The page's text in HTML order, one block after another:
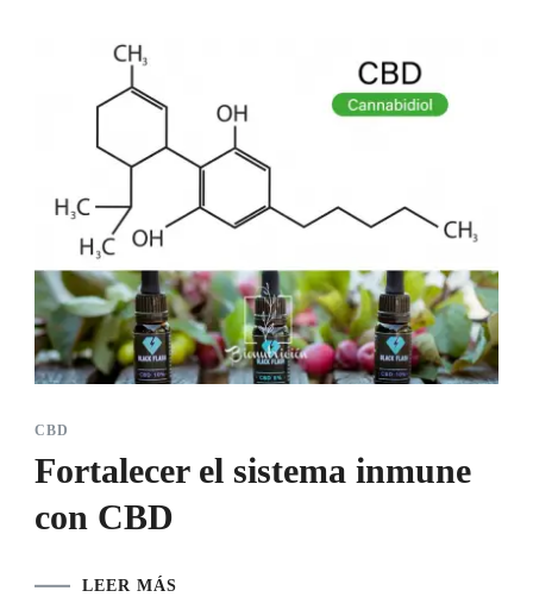
CBD
Fortalecer el sistema inmune
con CBD
LEER MÁS